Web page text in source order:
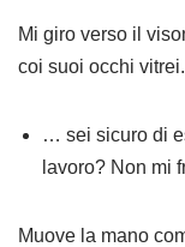
Mi giro verso il
coi suoi occhi vitrei.
… sei sicuro di
lavoro? Non mi
Muove la mano